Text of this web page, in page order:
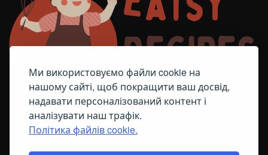
Ми використовуємо файли cookie на
нашому сайті, щоб покращити ваш досвід,
надавати персоналізований контент і
аналізувати наш трафік.
Політика файлів cookie.